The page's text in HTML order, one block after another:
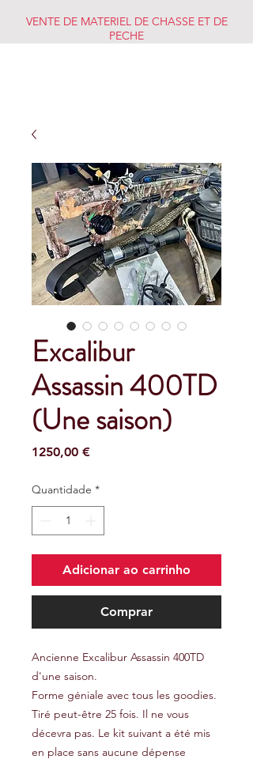
VENTE DE MATERIEL DE CHASSE ET DE
PECHE
Excalibur
Assassin 400TD
(Une saison)
1250,00 €Preço
Quantidade *
Adicionar ao carrinho
Comprar
Ancienne Excalibur Assassin 400TD
d'une saison.
Forme géniale avec tous les goodies.
Tiré peut-être 25 fois. Il ne vous
décevra pas. Le kit suivant a été mis
en place sans aucune dépense